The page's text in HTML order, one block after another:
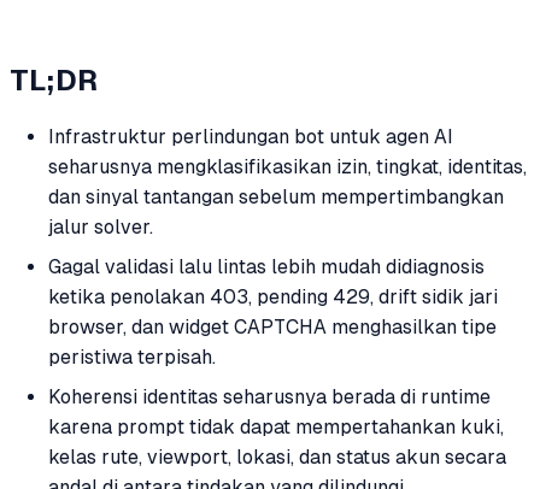
TL;DR
Infrastruktur perlindungan bot untuk agen AI
seharusnya mengklasifikasikan izin, tingkat, identitas,
dan sinyal tantangan sebelum mempertimbangkan
jalur solver.
Gagal validasi lalu lintas lebih mudah didiagnosis
ketika penolakan 403, pending 429, drift sidik jari
browser, dan widget CAPTCHA menghasilkan tipe
peristiwa terpisah.
Koherensi identitas seharusnya berada di runtime
karena prompt tidak dapat mempertahankan kuki,
kelas rute, viewport, lokasi, dan status akun secara